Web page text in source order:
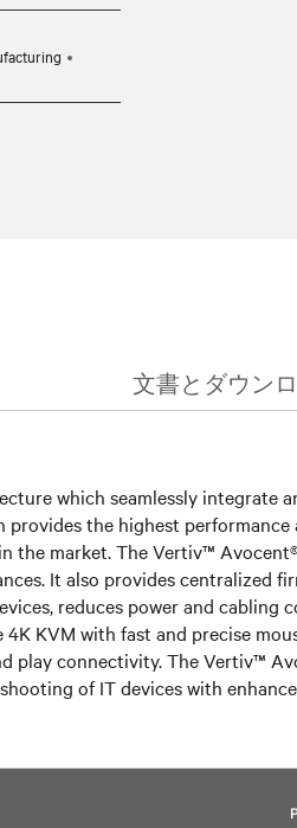
文書とダウン
which seamlessly integrate
the highest
market. The Vertiv™
It also provides centralized
reduces power and cabling
KVM with fast and precise
connectivity. The Vertiv™
of IT devices with